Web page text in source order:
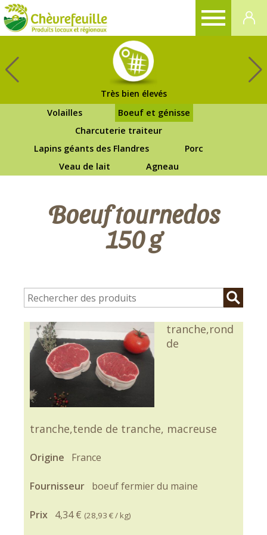
Très bien élevés
Volailles
Boeuf et génisse
Charcuterie traiteur
Lapins géants des Flandres
Porc
Veau de lait
Agneau
Boeuf tournedos
150 g
tranche,rond
de
tranche,tende de tranche, macreuse
Origine France
Fournisseur boeuf fermier du maine
Prix 4,34 € (28,93 €/ kg)